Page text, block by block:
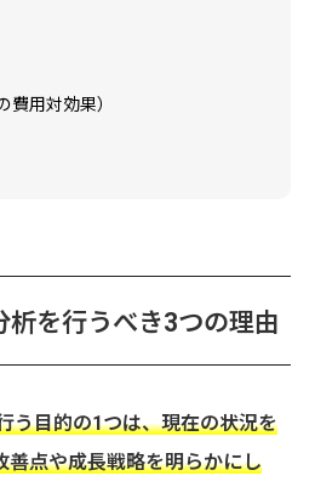
用対効果）
析を行うべき3つの理由
う目的の1つは、現在の状況を
善点や成長戦略を明らかにし